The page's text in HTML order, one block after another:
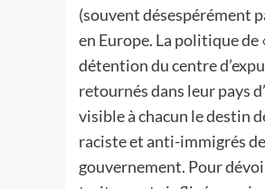
(souvent désespérément
en Europe. La politique de
détention du centre
retournés dans leur pays
visible à chacun le destin
raciste et anti-immigrés
gouvernement. Pour